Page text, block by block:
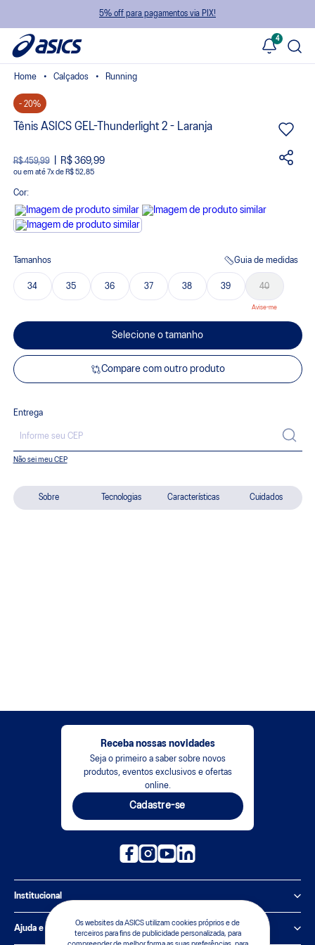
5% off para pagamentos via PIX!
4
Os websites da ASICS utilizam cookies próprios e de
terceiros para fins de publicidade personalizada, para
Sobre Tecnologias Características Cuidados
Calçados Running
- 20%
Tênis ASICS GEL-Thunderlight 2 - Laranja
R$ 459,99 R$ 369,99
ou 7xde R$ 52,85
Cor:
Tamanhos Guia de medidas
34 35 36 37 38 39 40
Selecione o tamanho
Compare com outro produto
Entrega
Não sei meu CEP
Receba nossas novidades
Seja o primeiro a saber sobre novos
produtos, eventos exclusivos e ofertas
online.
Cadastre-se
Institucional
Política de Privacidade
Ajuda e suporte